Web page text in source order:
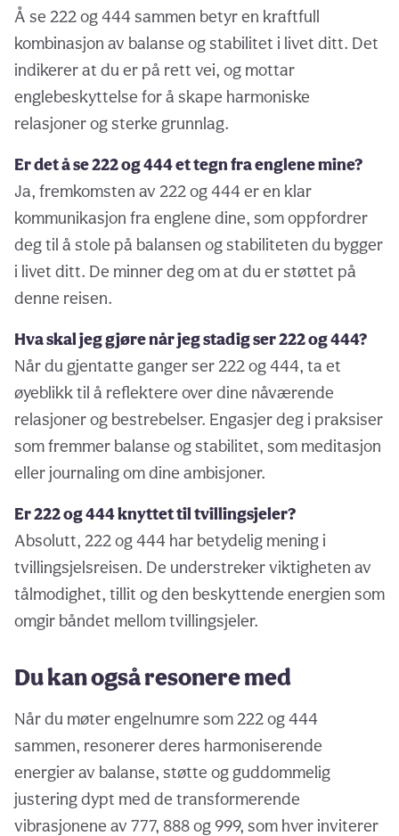
Å se 222 og 444 sammen betyr en kraftfull
kombinasjon av balanse og stabilitet i livet ditt. Det
indikerer at du er på rett vei, og mottar
englebeskyttelse for å skape harmoniske
relasjoner og sterke grunnlag.
Er det å se 222 og 444 et tegn fra englene mine?
Ja, fremkomsten av 222 og 444 er en klar
kommunikasjon fra englene dine, som oppfordrer
deg til å stole på balansen og stabiliteten du bygger
i livet ditt. De minner deg om at du er støttet på
denne reisen.
Hva skal jeg gjøre når jeg stadig ser 222 og 444?
Når du gjentatte ganger ser 222 og 444, ta et
øyeblikk til å reflektere over dine nåværende
relasjoner og bestrebelser. Engasjer deg i praksiser
som fremmer balanse og stabilitet, som meditasjon
eller journaling om dine ambisjoner.
Er 222 og 444 knyttet til tvillingsjeler?
Absolutt, 222 og 444 har betydelig mening i
tvillingsjelsreisen. De understreker viktigheten av
tålmodighet, tillit og den beskyttende energien som
omgir båndet mellom tvillingsjeler.
Du kan også resonere med
Når du møter engelnumre som 222 og 444
sammen, resonerer deres harmoniserende
energier av balanse, støtte og guddommelig
justering dypt med de transformerende
vibrasjonene av 777, 888 og 999, som hver inviterer